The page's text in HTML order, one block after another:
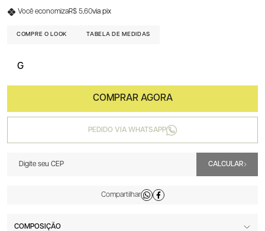
Você economizaR$ 5,60via pix
COMPRE O LOOK TABELA DE MEDIDAS
G
PEDIDO VIA WHATSAPP
COMPOSIÇÃO